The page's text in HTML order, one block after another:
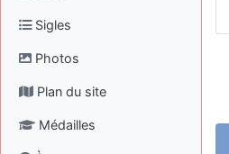
Sigles
Photos
Plan du site
Médailles